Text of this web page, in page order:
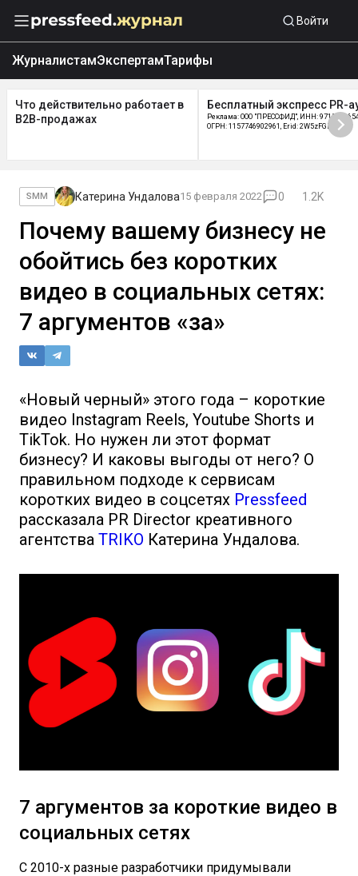
Войти
ЖурналистамЭкспертамТарифы
Что действительно работает в
B2B-продажах
Бесплатный экспресс PR-
Реклама: ООО "ПРЕССФИД", ИНН:
ОГРН: 1157746902961, Erid: 2W5zFGDycPz
SMM Катерина Ундалова15 февраля 2022 0 1.2K
Почему вашему бизнесу не
обойтись без коротких
видео в социальных сетях:
7 аргументов «за»
«Новый черный» этого года – короткие
видео Instagram Reels, Youtube Shorts и
TikTok. Но нужен ли этот формат
бизнесу? И каковы выгоды от него? О
правильном подходе к сервисам
коротких видео в соцсетях Pressfeed
рассказала PR Director креативного
агентства TRIKO Катерина Ундалова.
7 аргументов за короткие видео в
социальных сетях
С 2010-х разные разработчики придумывали